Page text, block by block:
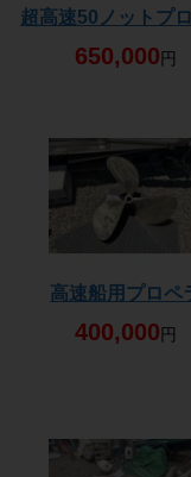
超高速50ノットプ
650,000 円
高速船用プロペ
400,000 円